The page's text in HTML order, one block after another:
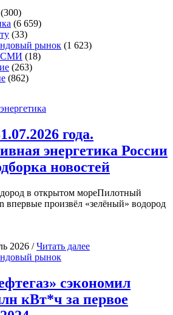
(300)
(6 659)
(33)
рынок (1 623)
СМИ (18)
(263)
(862)
года.
энергетика России
новостей
в открытом мореПилотный
впервые произвёл «зелёный» водород
2026 /Читать далее
рынок
сэкономил
кВт*ч за первое